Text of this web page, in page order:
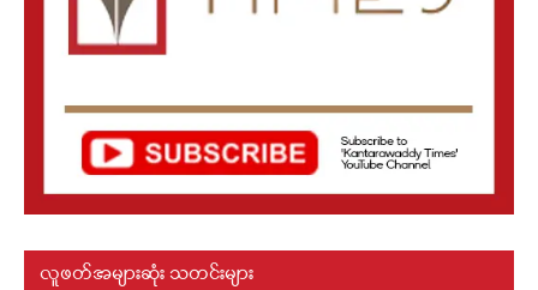
လူဖတ်အများဆုံး သတင်းများ